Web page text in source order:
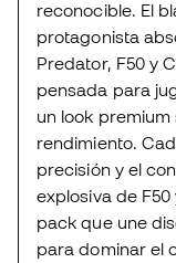
reconocible. El
protagonista
Predator, F50 y
pensada para
un look
rendimiento.
precisión y el
explosiva de
pack que une
para dominar el